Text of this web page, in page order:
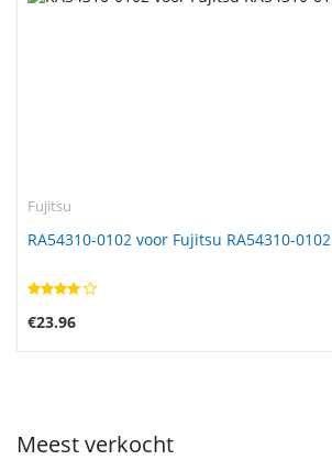
Fujitsu
RA54310-0102 voor Fujitsu RA54310-0102
€23.96
Meest verkocht